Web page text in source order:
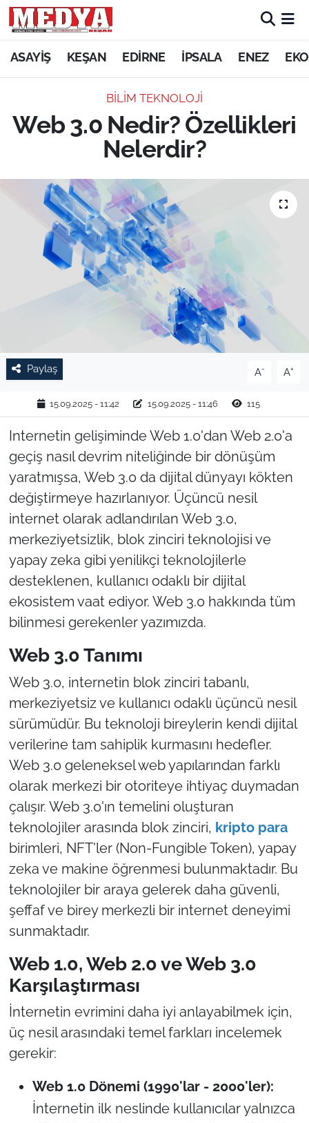
ASAYİŞ KEŞAN EDİRNE İPSALA ENEZ
BILIM TEKNOLOJI
Web 3.0 Nedir? Özellikleri
Nelerdir?
Paylaş A- A+
15.09.2025 - 11:42 15.09.2025 - 11:46 115
Internetin gelişiminde Web 1.0'dan Web 2.0'a
geçiş nasıl devrim niteliğinde bir dönüşüm
yaratmışsa, Web 3.0 da dijital dünyayı kökten
değiştirmeye hazırlanıyor. Üçüncü nesil
internet olarak adlandırılan Web 3.0,
merkeziyetsizlik, blok zinciri teknolojisi ve
yapay zeka gibi yenilikçi teknolojilerle
desteklenen, kullanıcı odaklı bir dijital
ekosistem vaat ediyor. Web 3.0 hakkında tüm
bilinmesi gerekenler yazımızda.
Web 3.0 Tanımı
Web 3.0, internetin blok zinciri tabanlı,
merkeziyetsiz ve kullanıcı odaklı üçüncü nesil
sürümüdür. Bu teknoloji bireylerin kendi dijital
verilerine tam sahiplik kurmasını hedefler.
Web 3.0 geleneksel web yapılarından farklı
olarak merkezi bir otoriteye ihtiyaç duymadan
çalışır. Web 3.0'ın temelini oluşturan
teknolojiler arasında blok zinciri, kripto para
birimleri, NFT'ler (Non-Fungible Token), yapay
zeka ve makine öğrenmesi bulunmaktadır. Bu
teknolojiler bir araya gelerek daha güvenli,
şeffaf ve birey merkezli bir internet deneyimi
sunmaktadır.
Web 1.0, Web 2.0 ve Web 3.0
Karşılaştırması
İnternetin evrimini daha iyi anlayabilmek için,
üç nesil arasındaki temel farkları incelemek
gerekir:
Web 1.0 Dönemi (1990'lar - 2000'ler):
İnternetin ilk neslinde kullanıcılar yalnızca
KEŞAN
ASAYİŞ
GÜNDEM
EKONOMİ
SAĞLIK
EĞİTİM
TARIM VE HAYVANCILIK
KÜLTÜR SANAT
RESMİ İLAN
SPOR
YAŞAM
EDİRNE
TEKİRDAĞ
KIRKLARELİ
ÇANAKKALE
TÜRKİYE
Bölge
Güvenlik
Politika
Flaş Haber
Dış Haberler
Magazin
İş Dünyası
Bilim Teknoloji
English News
Canlı Maç
Genel-A